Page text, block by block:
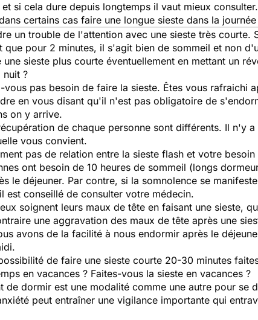
si cela dure depuis longtemps il vaut mieux
certains cas faire une longue sieste dans la
un trouble de l'attention avec une sieste très
que pour 2 minutes, il s'agit bien de sommeil et non
une sieste plus courte éventuellement en mettant un
nuit ?
vous pas besoin de faire la sieste. Êtes vous rafraichi
en vous disant qu'il n'est pas obligatoire de
on y arrive.
de chaque personne sont différents. Il n'y
vous convient.
pas de relation entre la sieste flash et votre besoin
ont besoin de 10 heures de sommeil (longs
le déjeuner. Par contre, si la somnolence se
est conseillé de consulter votre médecin.
soignent leurs maux de tête en faisant une sieste,
une aggravation des maux de tête après une
avons de la facilité à nous endormir après le
de faire une sieste courte 20-30 minutes
en vacances ? Faites-vous la sieste en vacances ?
de dormir est une modalité comme une autre pour se
peut entraîner une vigilance importante qui